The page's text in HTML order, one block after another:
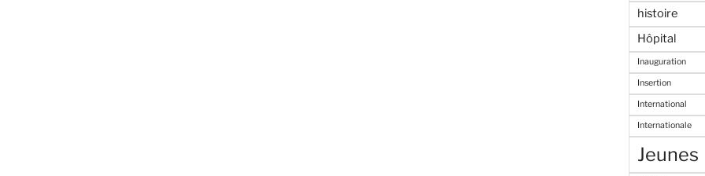
histoire
Hôpital
Inauguration
Insertion
International
Internationale
Jeunes